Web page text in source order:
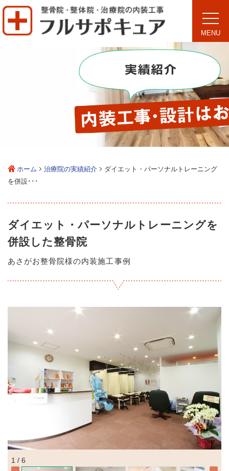
toggle
MENU
ホーム 治療院の実績紹介
ダイエット・パーソナルトレーニング
を併設･･･
ダイエット・パーソナルトレーニングを
併設した整骨院
あさがお整骨院様の内装施工事例
1 / 6